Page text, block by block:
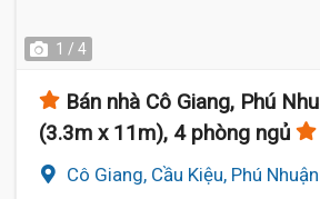
1 / 4
Bán nhà Cô Giang, Phú
(3.3m x 11m), 4 phòng ngủ
Cô Giang, Cầu Kiệu, Phú Nhuận